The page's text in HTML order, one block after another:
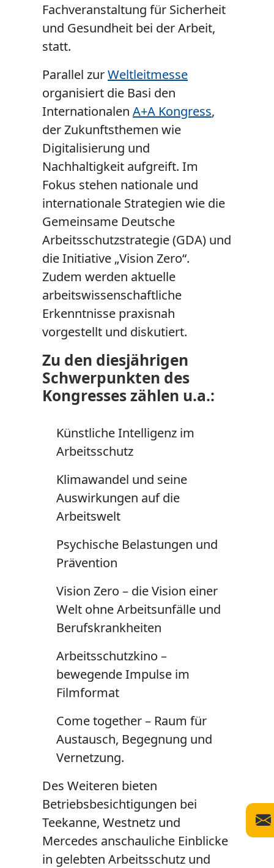
Fachveranstaltung für Sicherheit
und Gesundheit bei der Arbeit,
statt.
Parallel zurWeltleitmesse
organisiert die Basi den
Internationalen A+A Kongress,
der Zukunftsthemen wie
Digitalisierung und
Nachhaltigkeit aufgreift. Im
Fokus stehen nationale und
internationale Strategien wie die
Gemeinsame Deutsche
Arbeitsschutzstrategie (GDA) und
die Initiative „Vision Zero“.
Zudem werden aktuelle
arbeitswissenschaftliche
Erkenntnisse praxisnah
vorgestellt und diskutiert.
Zu den diesjährigen
Schwerpunkten des
Kongresses zählen u.a.:
Künstliche Intelligenz im
Arbeitsschutz
Klimawandel und seine
Auswirkungen auf die
Arbeitswelt
Psychische Belastungen und
Prävention
Vision Zero – die Vision einer
Welt ohne Arbeitsunfälle und
Berufskrankheiten
Arbeitsschutzkino –
bewegende Impulse im
Filmformat
Come together– Raum für
Austausch, Begegnung und
Vernetzung.
Des Weiteren bieten
Betriebsbesichtigungen bei
Teekanne, Westnetz und
Mercedes anschauliche Einblicke
in gelebten Arbeitsschutz und